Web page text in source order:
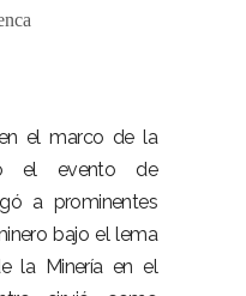
el marco de la
el evento de
a prominentes
bajo el lema
la Minería en el